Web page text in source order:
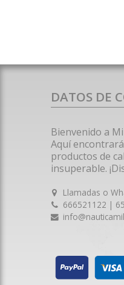
DATOS DE
Bienvenido a
Aquí
productos de
insuperable.
Llamadas o
666521122 |